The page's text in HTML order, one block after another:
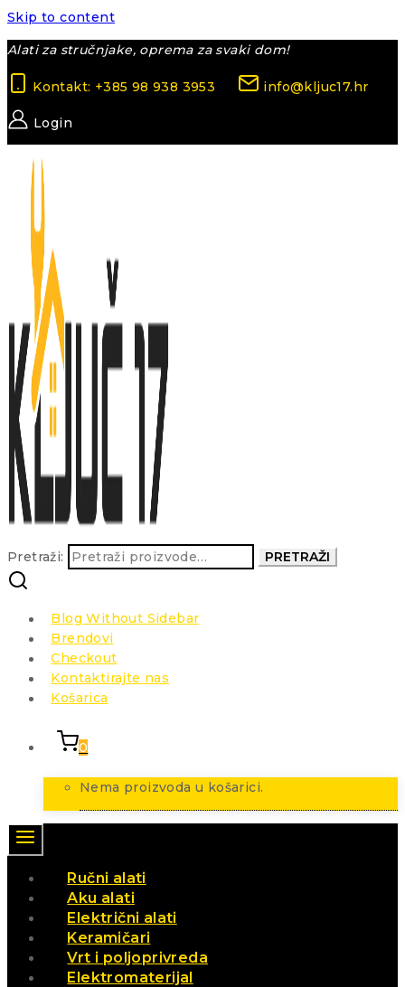
Skip to content
Alati za stručnjake, oprema za svaki dom!
Kontakt: +385 98 938 3953 info@kljuc17.hr
Login
Pretraži: PRETRAŽI
Blog Without Sidebar
Brendovi
Checkout
Kontaktirajte nas
Košarica
0
Nema proizvoda u košarici.
Ručni alati
Aku alati
Električni alati
Keramičari
Vrt i poljoprivreda
Elektromaterijal